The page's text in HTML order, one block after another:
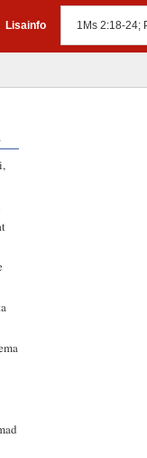
Lisainfo